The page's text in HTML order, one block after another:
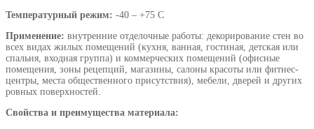
Температурный режим: -40 – +75 С
Применение: внутренние отделочные работы: декорирование стен во
всех видах жилых помещений (кухня, ванная, гостиная, детская или
спальня, входная группа) и коммерческих помещений (офисные
помещения, зоны рецепций, магазины, салоны красоты или фитнес-
центры, места общественного присутствия), мебели, дверей и других
ровных поверхностей.
Свойства и преимущества материала: